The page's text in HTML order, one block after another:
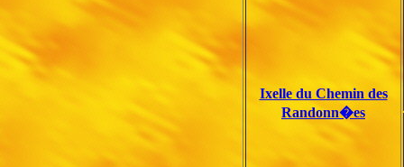
Ixelle du Chemin des
Randonn�es